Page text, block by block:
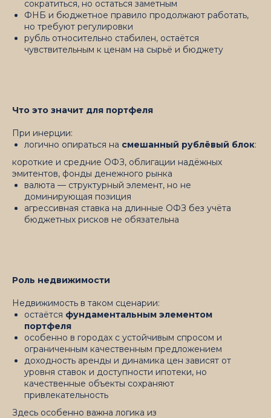
сократиться, но остаться заметным
ФНБ и бюджетное правило продолжают работать,
но требуют регулировки
рубль относительно стабилен, остаётся
чувствительным к ценам на сырьё и бюджету
Что это значит для портфеля
При инерции:
логично опираться на смешанный рублёвый блок:
короткие и средние ОФЗ, облигации надёжных
эмитентов, фонды денежного рынка
валюта — структурный элемент, но не
доминирующая позиция
агрессивная ставка на длинные ОФЗ без учёта
бюджетных рисков не обязательна
Роль недвижимости
Недвижимость в таком сценарии:
остаётся фундаментальным элементом
портфеля
особенно в городах с устойчивым спросом и
ограниченным качественным предложением
доходность аренды и динамика цен зависят от
уровня ставок и доступности ипотеки, но
качественные объекты сохраняют
привлекательность
Здесь особенно важна логика из